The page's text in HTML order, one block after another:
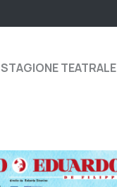
STAGIONE TEATRALE